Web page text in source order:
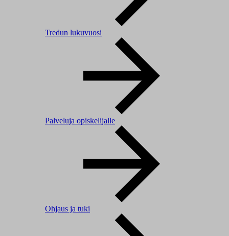
Tredun lukuvuosi
Palveluja opiskelijalle
Ohjaus ja tuki